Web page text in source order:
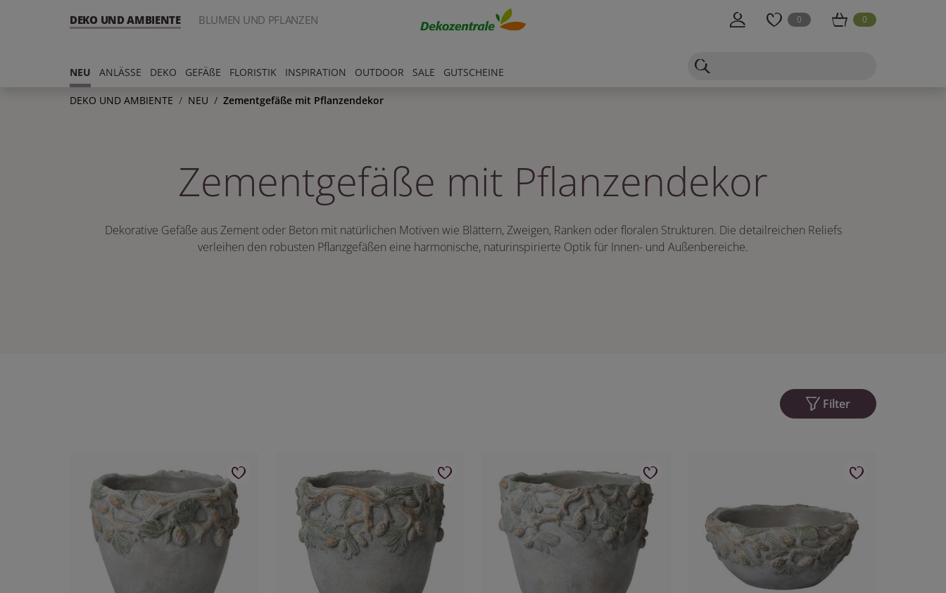
DEKO UND AMBIENTE BLUMEN UND PFLANZEN 0 0
NEU ANLÄSSE DEKO GEFÄßE FLORISTIK INSPIRATION OUTDOOR SALE GUTSCHEINE
DEKO UND AMBIENTE NEU Zementgefäße mit Pflanzendekor
Zementgefäße mit Pflanzendekor
Dekorative Gefäße aus Zement oder Beton mit natürlichen Motiven wie Blättern, Zweigen, Ranken oder floralen Strukturen. Die detailreichen Reliefs
verleihen den robusten Pflanzgefäßen eine harmonische, naturinspirierte Optik für Innen- und Außenbereiche.
Filter